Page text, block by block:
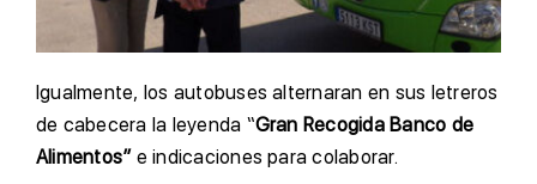
Igualmente, los autobuses alternaran en sus letreros
de cabecera la leyenda “Gran Recogida Banco de
Alimentos”e indicaciones para colaborar.